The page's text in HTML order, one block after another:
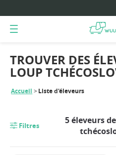
Accueil Liste d'éleveurs
TROUVER DES
LOUP
Filtres
5 éleveurs